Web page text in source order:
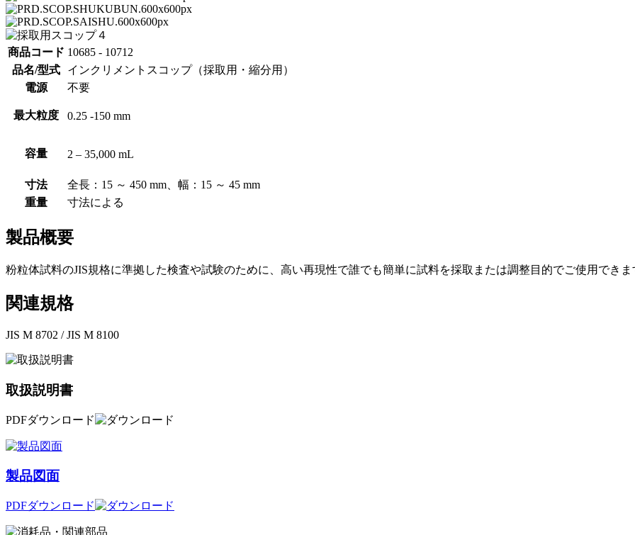
商品コード 10685 - 10712
品名/型式
インクリメントスコップ（採取用・縮分用）
電源
不要
最大粒度 0.25 -150 mm
容量 2 – 35,000 mL
寸法
全長：15 ～ 450 mm、幅：15 ～ 45 mm
重量
寸法による
製品概要
粉粒体試料のJIS規格に準拠した検査や試験のために、高い再現性で誰でも簡単に試料を採取または調整目的でご使用できま
関連規格
JIS M 8702 / JIS M 8100
取扱説明書
PDFダウンロード
製品図面
PDFダウンロード